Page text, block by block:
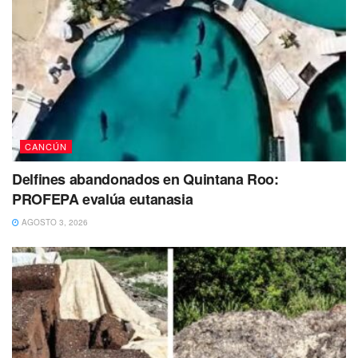
Yajaira Martínez Morelos de 14 años fue vista por última
vez por sus familiares el pasado 28 de marzo de 2023 en
Mahahual en Quintana Roo.
La adolescente fue reportada como desaparecida el 28 de
CANCÚN
Delfines abandonados en Quintana Roo:
PROFEPA evalúa eutanasia
AGOSTO 3, 2026